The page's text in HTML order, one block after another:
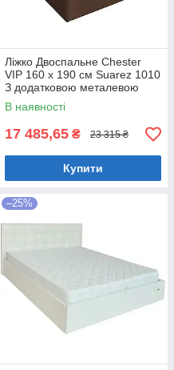
Ліжко Двоспальне Chester
VIP 160 х 190 см Suarez 1010
З додатковою металевою
цільнозварною рамою
Коричневий
В наявності
17 485,65 ₴ 23 315 ₴
Купити
–25%